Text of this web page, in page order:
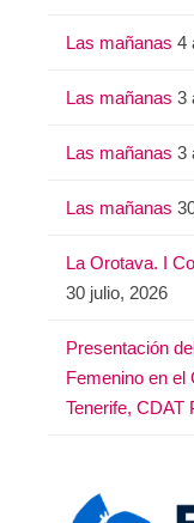
Las mañanas 4
Las mañanas 3
Las mañanas 3
Las mañanas
La Orotava. I
30 julio, 2026
Presentación
Femenino en el
Tenerife, CDAT